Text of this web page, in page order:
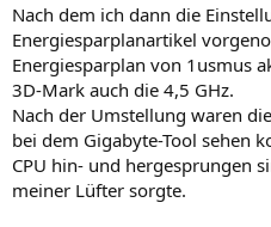
Nach dem ich dann die
Energiesparplanartikel
Energiesparplan von 1usmus
3D-Mark auch die 4,5 GHz.
Nach der Umstellung waren
bei dem Gigabyte-Tool sehen
CPU hin- und hergesprungen
meiner Lüfter sorgte.